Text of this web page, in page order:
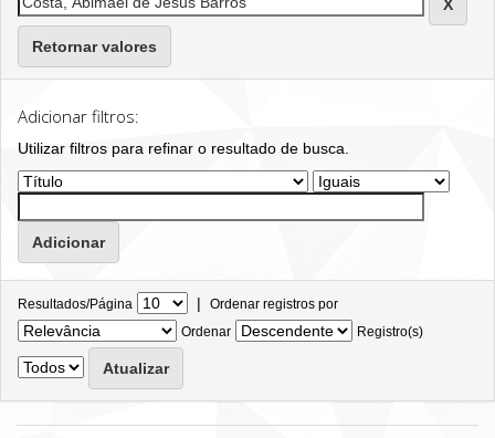
Retornar valores
Adicionar filtros:
Utilizar filtros para refinar o resultado de busca.
Resultados/Página | Ordenar registros por
Ordenar
Registro(s)